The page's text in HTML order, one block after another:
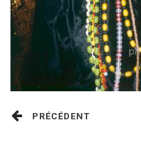
PRÉCÉDENT